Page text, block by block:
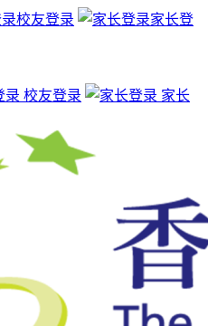
校友登录
家长登
校友登录
家长